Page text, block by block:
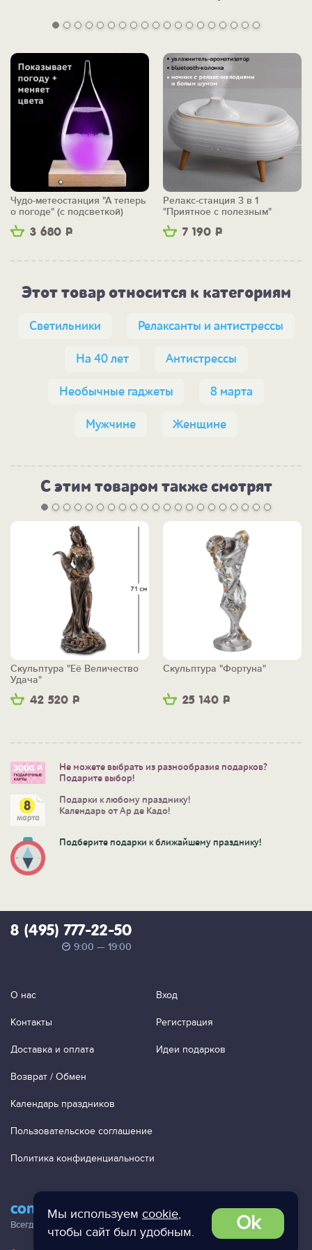
Мы используем cookie,
чтобы сайт был удобным.
Ok
3 680 Р
Чудо-метеостанция "А теперь
о погоде" (с подсветкой)
7 190 Р
Релакс-станция 3 в 1
"Приятное с полезным"
Этот товар относится к категориям
Светильники Релаксанты и антистрессы
На 40 лет Антистрессы
Необычные гаджеты 8 марта
Мужчине Женщине
С этим товаром также смотрят
42 520 Р
Скульптура "Её Величество
Удача"
25 140 Р
Скульптура "Фортуна"
Не можете выбрать из разнообразия подарков?
Подарите выбор!
Подарки к любому празднику!
Календарь от Ар де Кадо!
Подберите подарки к ближайшему празднику!
contact@ac-studio.ru
Всегда отвечаем на ваши письма!
8 (495) 777-22-50
9:00 — 19:00
О нас
Контакты
Доставка и оплата
Возврат / Обмен
Календарь праздников
Пользовательское соглашение
Политика конфиденциальности
Вход
Регистрация
Идеи подарков